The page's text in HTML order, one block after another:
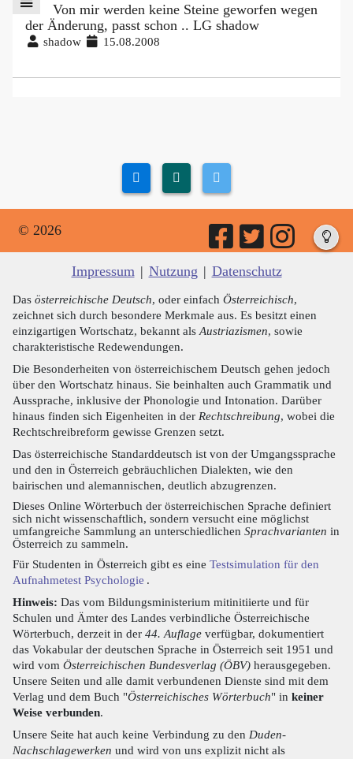
Von mir werden keine Steine geworfen wegen
der Änderung, passt schon .. LG shadow
shadow 15.08.2008
© 2026
Impressum | Nutzung | Datenschutz
Das österreichische Deutsch, oder einfach Österreichisch,
zeichnet sich durch besondere Merkmale aus. Es besitzt einen
einzigartigen Wortschatz, bekannt als Austriazismen, sowie
charakteristische Redewendungen.
Die Besonderheiten von österreichischem Deutsch gehen jedoch
über den Wortschatz hinaus. Sie beinhalten auch Grammatik und
Aussprache, inklusive der Phonologie und Intonation. Darüber
hinaus finden sich Eigenheiten in der Rechtschreibung, wobei die
Rechtschreibreform gewisse Grenzen setzt.
Das österreichische Standarddeutsch ist von der Umgangssprache
und den in Österreich gebräuchlichen Dialekten, wie den
bairischen und alemannischen, deutlich abzugrenzen.
Dieses Online Wörterbuch der österreichischen Sprache definiert
sich nicht wissenschaftlich, sondern versucht eine möglichst
umfangreiche Sammlung an unterschiedlichen Sprachvarianten in
Österreich zu sammeln.
Für Studenten in Österreich gibt es eine Testsimulation für den
Aufnahmetest Psychologie .
Hinweis: Das vom Bildungsministerium mitinitiierte und für
Schulen und Ämter des Landes verbindliche Österreichische
Wörterbuch, derzeit in der 44. Auflage verfügbar, dokumentiert
das Vokabular der deutschen Sprache in Österreich seit 1951 und
wird vom Österreichischen Bundesverlag (ÖBV) herausgegeben.
Unsere Seiten und alle damit verbundenen Dienste sind mit dem
Verlag und dem Buch "Österreichisches Wörterbuch" in keiner
Weise verbunden.
Unsere Seite hat auch keine Verbindung zu den Duden-
Nachschlagewerken und wird von uns explizit nicht als